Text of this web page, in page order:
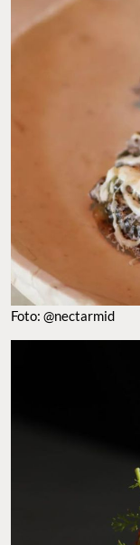
Foto: @nectarmid